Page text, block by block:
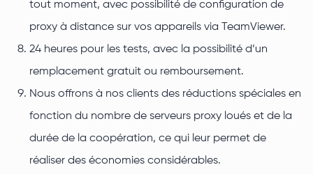
tout moment, avec possibilité de configuration de
proxy à distance sur vos appareils via TeamViewer.
24 heures pour les tests, avec la possibilité d’un
remplacement gratuit ou remboursement.
Nous offrons à nos clients des réductions spéciales en
fonction du nombre de serveurs proxy loués et de la
durée de la coopération, ce qui leur permet de
réaliser des économies considérables.